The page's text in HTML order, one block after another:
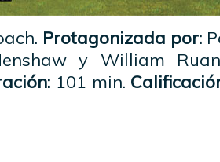
Protagonizada por:
y William
101 min.